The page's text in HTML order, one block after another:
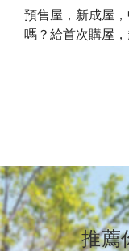
預售屋，新成屋
嗎？給首次購屋
推薦